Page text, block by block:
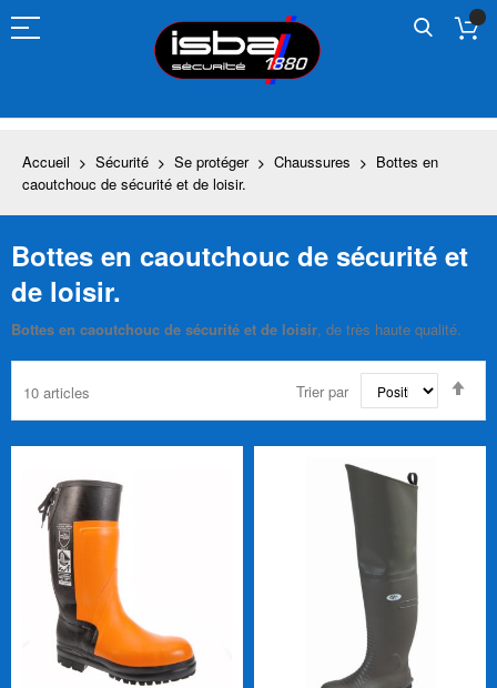
au
contenu
Accueil Sécurité Se protéger Chaussures
Bottes en
caoutchouc de sécurité et de loisir.
Bottes en caoutchouc de sécurité et
de loisir.
Bottes en caoutchouc de sécurité et de loisir, de très haute qualité.
10 articles Trier par